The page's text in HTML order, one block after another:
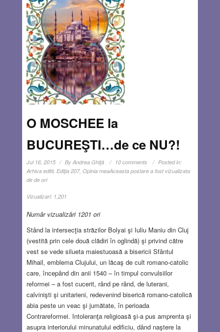
O MOSCHEE la
BUCUREŞTI…de ce NU?!
Jul 16, 2015 By Andrea Ghiţă 10 comments
Posted in:
Arhiva editii, Ediţia 207, Opinia meaAceasta postare a fost vizualizata
de de ori
Vizualizari: 1,201
Număr vizualizări 1201 ori
Stând la intersecţia străzilor Bolyai şi Iuliu Maniu din Cluj
(vestită prin cele două clădiri în oglindă) şi privind către
vest se vede silueta maiestuoasă a bisericii Sfântul
Mihail, emblema Clujului, un lăcaş de cult romano-catolic
care, începând din anii 1540 – în timpul convulsiilor
reformei – a fost cucerit, rând pe rând, de luterani,
calvinişti şi unitarieni, redevenind biserică romano-catolică
abia peste un veac şi jumătate, în perioada
Contrareformei. Intoleranţa religioasă şi-a pus amprenta şi
asupra interiorului minunatului edificiu, dând naştere la